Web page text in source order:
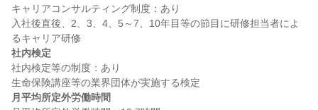
キャリアコンサルティング制度：あり
入社後直後、2、3、4、5～7、10年目等の節目に研修担当者によ
社内検定
社内検定等の制度：あり
月平均所定外労働時間